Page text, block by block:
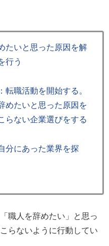
たいと思った原因を解
行う
転職活動を開始する。
めたいと思った原因を
らない企業選びをする
分にあった業界を探
職人を辞めたい」と思っ
らないように行動してい